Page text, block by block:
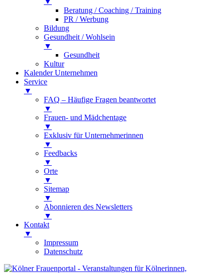
Beratung / Coaching / Training
PR / Werbung
Bildung
Gesundheit / Wohlsein
▼
Gesundheit
Kultur
Kalender Unternehmen
Service
▼
FAQ – Häufige Fragen beantwortet
▼
Frauen- und Mädchentage
▼
Exklusiv für Unternehmerinnen
▼
Feedbacks
▼
Orte
▼
Sitemap
▼
Abonnieren des Newsletters
▼
Kontakt
▼
Impressum
Datenschutz